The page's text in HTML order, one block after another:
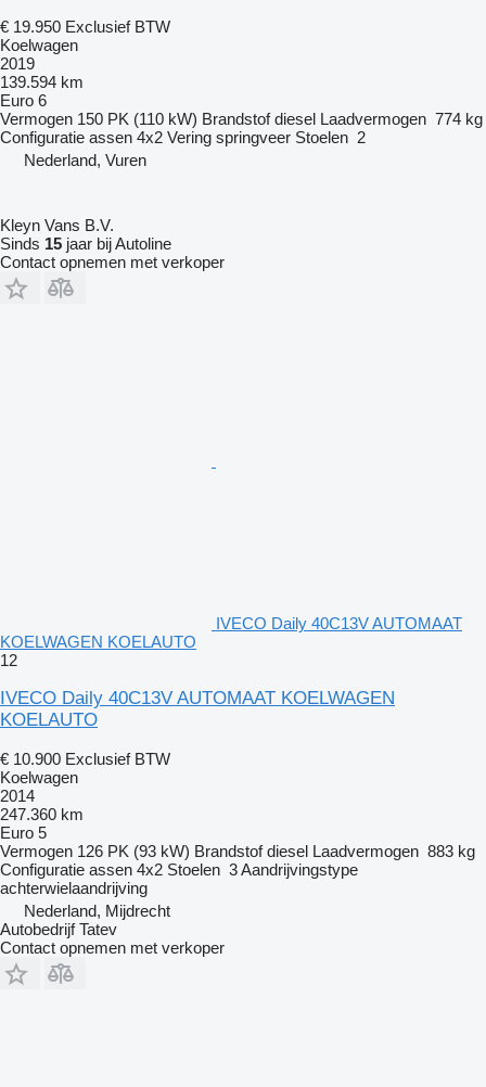
€ 19.950 Exclusief BTW
Koelwagen
2019
139.594 km
Euro 6
Vermogen 150 PK (110 kW) Brandstof diesel Laadvermogen 774 kg
Configuratie assen 4x2 Vering springveer Stoelen 2
Nederland, Vuren
Kleyn Vans B.V.
Sinds 15 jaar bij Autoline
Contact opnemen met verkoper
IVECO Daily 40C13V AUTOMAAT
KOELWAGEN KOELAUTO
12
IVECO Daily 40C13V AUTOMAAT KOELWAGEN
KOELAUTO
€ 10.900 Exclusief BTW
Koelwagen
2014
247.360 km
Euro 5
Vermogen 126 PK (93 kW) Brandstof diesel Laadvermogen 883 kg
Configuratie assen 4x2 Stoelen 3Aandrijvingstype
achterwielaandrijving
Nederland, Mijdrecht
Autobedrijf Tatev
Contact opnemen met verkoper